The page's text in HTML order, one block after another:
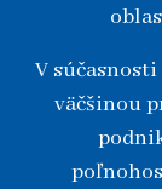
V
väčšinou